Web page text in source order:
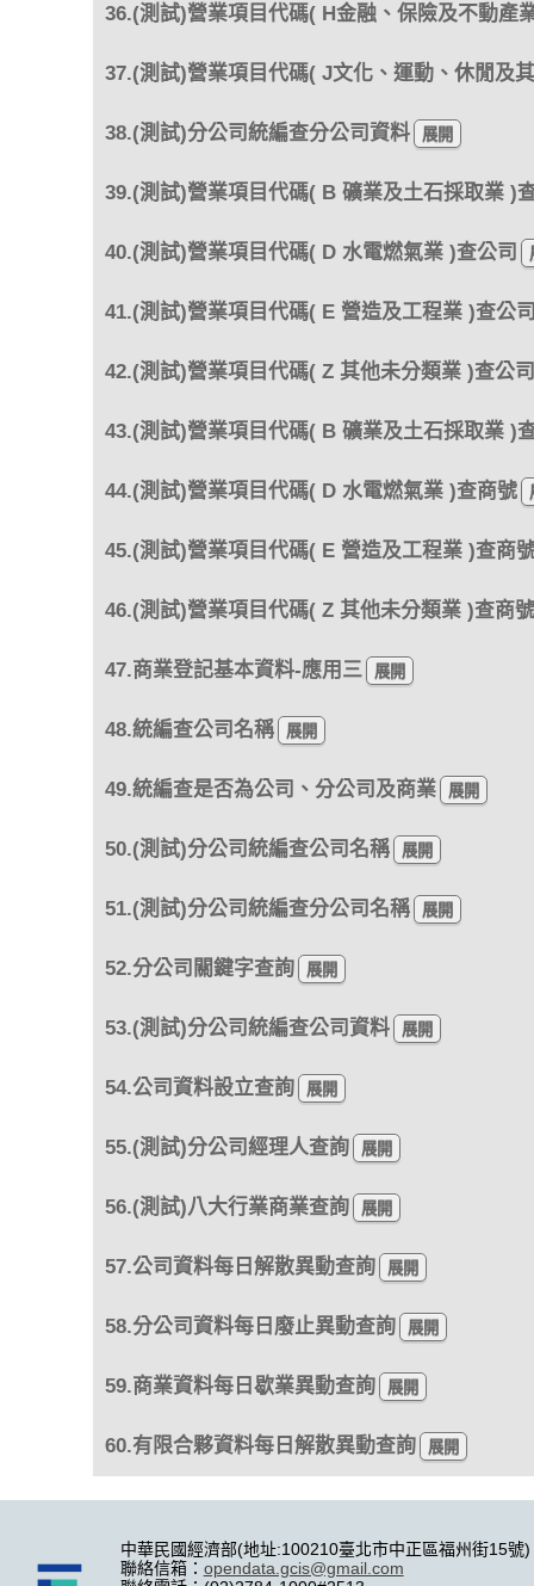
36.(測試)營業項目代碼( H金融、保險及不動產
37.(測試)營業項目代碼( J文化、運動、休閒及
38.(測試)分公司統編查分公司資料
39.(測試)營業項目代碼( B 礦業及土石採取業 )
40.(測試)營業項目代碼( D 水電燃氣業 )查公司
41.(測試)營業項目代碼( E 營造及工程業 )查公
42.(測試)營業項目代碼( Z 其他未分類業 )查公司
43.(測試)營業項目代碼( B 礦業及土石採取業 )
44.(測試)營業項目代碼( D 水電燃氣業 )查商號
45.(測試)營業項目代碼( E 營造及工程業 )查商
46.(測試)營業項目代碼( Z 其他未分類業 )查商號
47.商業登記基本資料-應用三
48.統編查公司名稱
49.統編查是否為公司、分公司及商業
50.(測試)分公司統編查公司名稱
51.(測試)分公司統編查分公司名稱
52.分公司關鍵字查詢
53.(測試)分公司統編查公司資料
54.公司資料設立查詢
55.(測試)分公司經理人查詢
56.(測試)八大行業商業查詢
57.公司資料每日解散異動查詢
58.分公司資料每日廢止異動查詢
59.商業資料每日歇業異動查詢
60.有限合夥資料每日解散異動查詢
中華民國經濟部(地址:100210臺北市中正區福州街15號)
聯絡信箱： opendata.gcis@gmail.com